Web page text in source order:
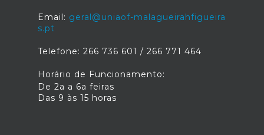
Email: geral@uniaof-malagueirahfigueira
s.pt
Telefone: 266 736 601 / 266 771 464
Horário de Funcionamento:
De 2a a 6a feiras
Das 9 às 15 horas